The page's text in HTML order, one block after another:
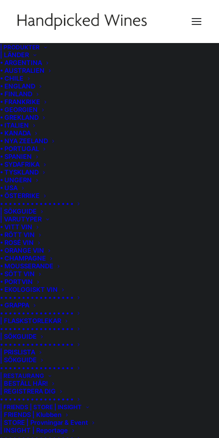
| PRODUKTER
| LÄNDER
• ARGENTINA
• AUSTRALIEN
• CHILE
• ENGLAND
• FINLAND
• FRANKRIKE
• GEORGIEN
• GREKLAND
• ITALIEN
• KANADA
• NYA ZEELAND
• PORTUGAL
• SPANIEN
• SYDAFRIKA
• TYSKLAND
• UNGERN
• USA
• ÖSTERRIKE
• • • • • • • • • • • • • • • • •
| SÖKGUIDE
| VARUTYPER
• VITT VIN
• RÖTT VIN
• ROSÉ VIN
• ORANGE VIN
• CHAMPAGNE
• MOUSSERANDE
• SÖTT VIN
• PORTVIN
• EKOLOGISKT VIN
• • • • • • • • • • • • • • • • •
• GRAPPA
• • • • • • • • • • • • • • • • •
| FLASKSTORLEKAR
• • • • • • • • • • • • • • • • •
| SÖKGUIDE
• • • • • • • • • • • • • • • • •
| PRISLISTA
| SÖKGUIDE
• • • • • • • • • • • • • • • • •
| RESTAURANG
| BESTÄLL HÄR!
| REGISTRERA DIG
• • • • • • • • • • • • • • • • •
| FRIENDS | STORE | INSIGHT
| FRIENDS | Klubben
| STORE | Provningar & Event
| INSIGHT | Reportage
Kontakta oss om du inte hittar det du söker eller
Hoppsan, inga fler drycker
här.
Finns inget här beror det oftast på att varan inte längre
finns att köpa. Kontakta oss gärna om du vill veta mer.